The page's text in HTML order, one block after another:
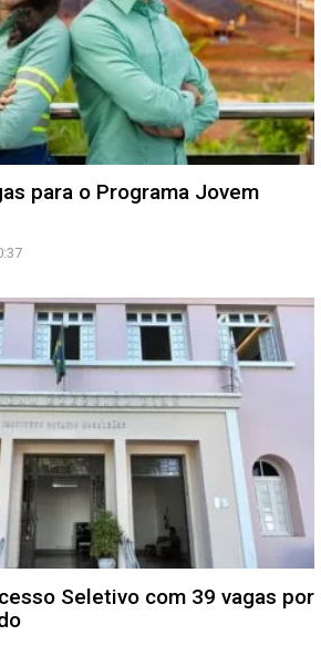
para o Programa Jovem
Seletivo com 39 vagas por